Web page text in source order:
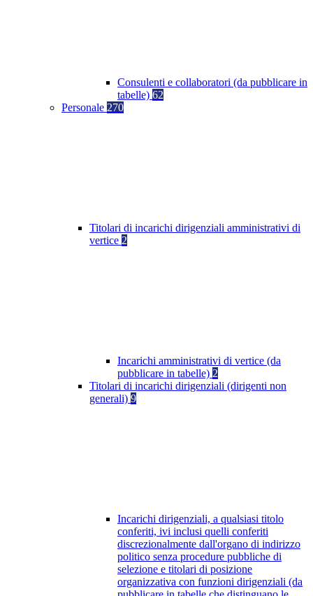
Consulenti e collaboratori (da pubblicare in
tabelle) 62
Personale 270
Titolari di incarichi dirigenziali amministrativi di
vertice 2
Incarichi amministrativi di vertice (da
pubblicare in tabelle) 2
Titolari di incarichi dirigenziali (dirigenti non
generali) 9
Incarichi dirigenziali, a qualsiasi titolo
conferiti, ivi inclusi quelli conferiti
discrezionalmente dall'organo di indirizzo
politico senza procedure pubbliche di
selezione e titolari di posizione
organizzativa con funzioni dirigenziali (da